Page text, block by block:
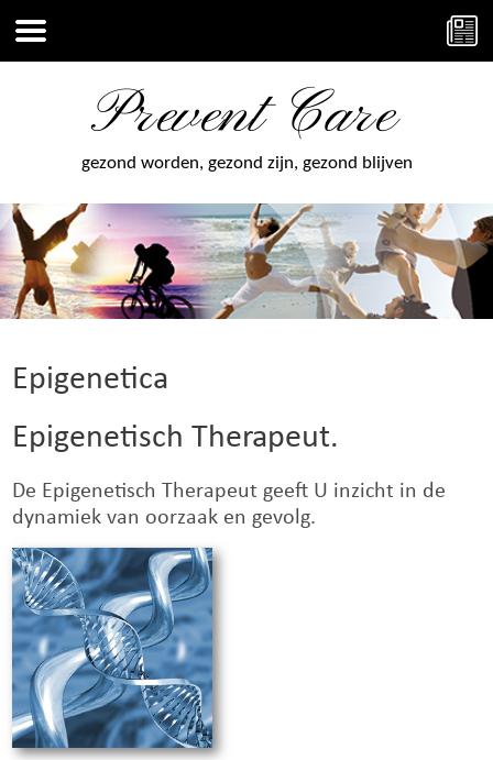
Prevent Care
gezond worden, gezond zijn, gezond blijven
Epigenetica
Epigenetisch Therapeut.
De Epigenetisch Therapeut geeft U inzicht in de
dynamiek van oorzaak en gevolg.